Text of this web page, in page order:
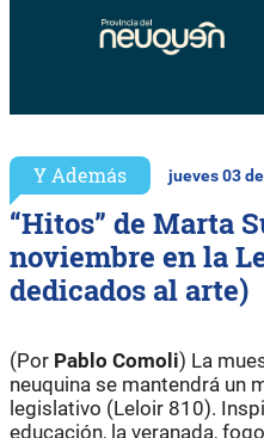
Y Además jueves 03
“Hitos” de Marta
noviembre en la
dedicados al arte)
(Por Pablo Comoli) La
neuquina se mantendrá un
legislativo (Leloir 810).
educación, la veranada,